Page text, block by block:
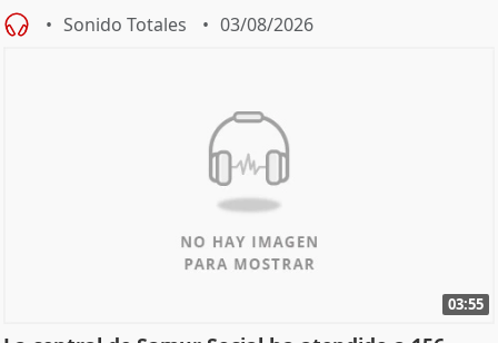
Sonido Totales 03/08/2026
03:55